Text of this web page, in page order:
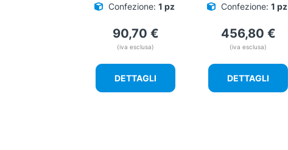
Confezione: 1 pz
90,70 €
(iva esclusa)
DETTAGLI
Confezione: 1 pz
456,80 €
(iva esclusa)
DETTAGLI